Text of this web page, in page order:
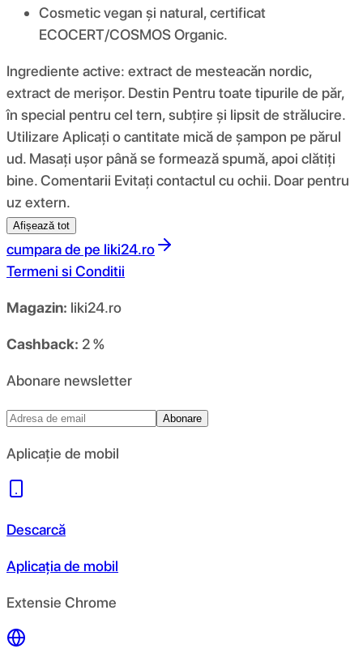
Cosmetic vegan și natural, certificat
ECOCERT/COSMOS Organic.
Ingrediente active: extract de mesteacăn nordic,
extract de merișor. Destin Pentru toate tipurile de păr,
în special pentru cel tern, subțire și lipsit de strălucire.
Utilizare Aplicați o cantitate mică de șampon pe părul
ud. Masați ușor până se formează spumă, apoi clătiți
bine. Comentarii Evitați contactul cu ochii. Doar pentru
uz extern.
Afișează tot
cumpara de pe liki24.ro
Termeni si Conditii
Magazin: liki24.ro
Cashback: 2 %
Abonare newsletter
Abonare
Aplicație de mobil
Descarcă
Aplicația de mobil
Extensie Chrome